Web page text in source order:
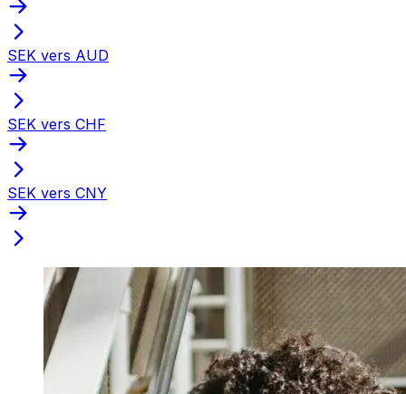
SEK vers AUD
SEK vers CHF
SEK vers CNY